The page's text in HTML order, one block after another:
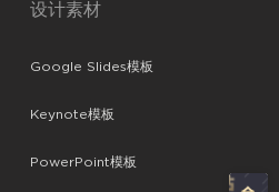
设计素材
Google Slides模板
Keynote模板
PowerPoint模板